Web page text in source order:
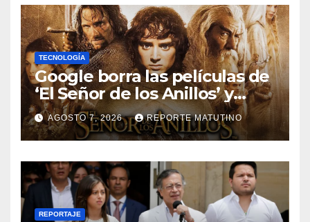
TECNOLOGÍA
Google borra las películas de
‘El Señor de los Anillos’ y
reabre el debate sobre la
propiedad digital
AGOSTO 7, 2026 REPORTE MATUTINO
REPORTAJE